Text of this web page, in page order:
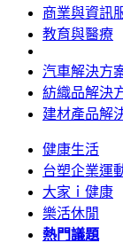
商業與資訊
教育與醫療
汽車解決方
紡織品解決
建材產品解
健康生活
台塑企業運
大家ｉ健康
樂活休閒
熱門議題